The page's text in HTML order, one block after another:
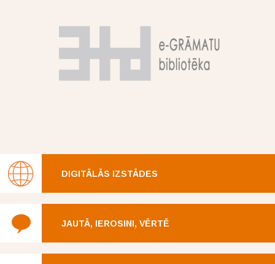
DIGITĀLĀS IZSTĀDES
JAUTĀ, IEROSINI, VĒRTĒ